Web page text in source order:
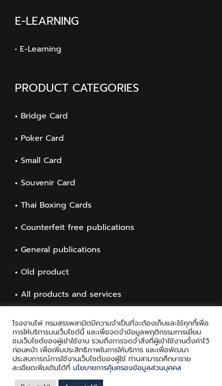
E-LEARNING
• E-Learning
PRODUCT CATEGORIES
Bridge Card
Poker Card
Small Card
Souvenir Card
Thai Boxing Cards
Counterfeit free publications
General publications
Old product
All products and services
Copyright © 2021 Playing Card Factory, all rights reserved
โรงงานไพ่ กรมสรรพสามิตมีความจำเป็นที่จะต้องเก็บและใช้คุกกี้เพื่อ
การให้บริการบนเว็บไซต์นี้ และเพื่อจดจำข้อมูลพฤติกรรมการเยี่ยม
ชมเว็บไซต์ของผู้เข้าใช้งาน รวมถึงการจดจำสิ่งที่ผู้เข้าใช้งานตั้งค่าไว้
ก่อนหน้า เพื่อเพิ่มประสิทธิภาพในการให้บริการ และเพื่อพัฒนา
ประสบการณ์การใช้งานเว็บไซต์ของผู้ใช้ ท่านสามารถศึกษาราย
ละเอียดเพิ่มเติมได้ที่ นโยบายการคุ้มครองข้อมูลส่วนบุคคล